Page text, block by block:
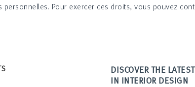
Pour exercer ces droits, vous pouvez
DISCOVER THE
IN INTERIOR DESIGN